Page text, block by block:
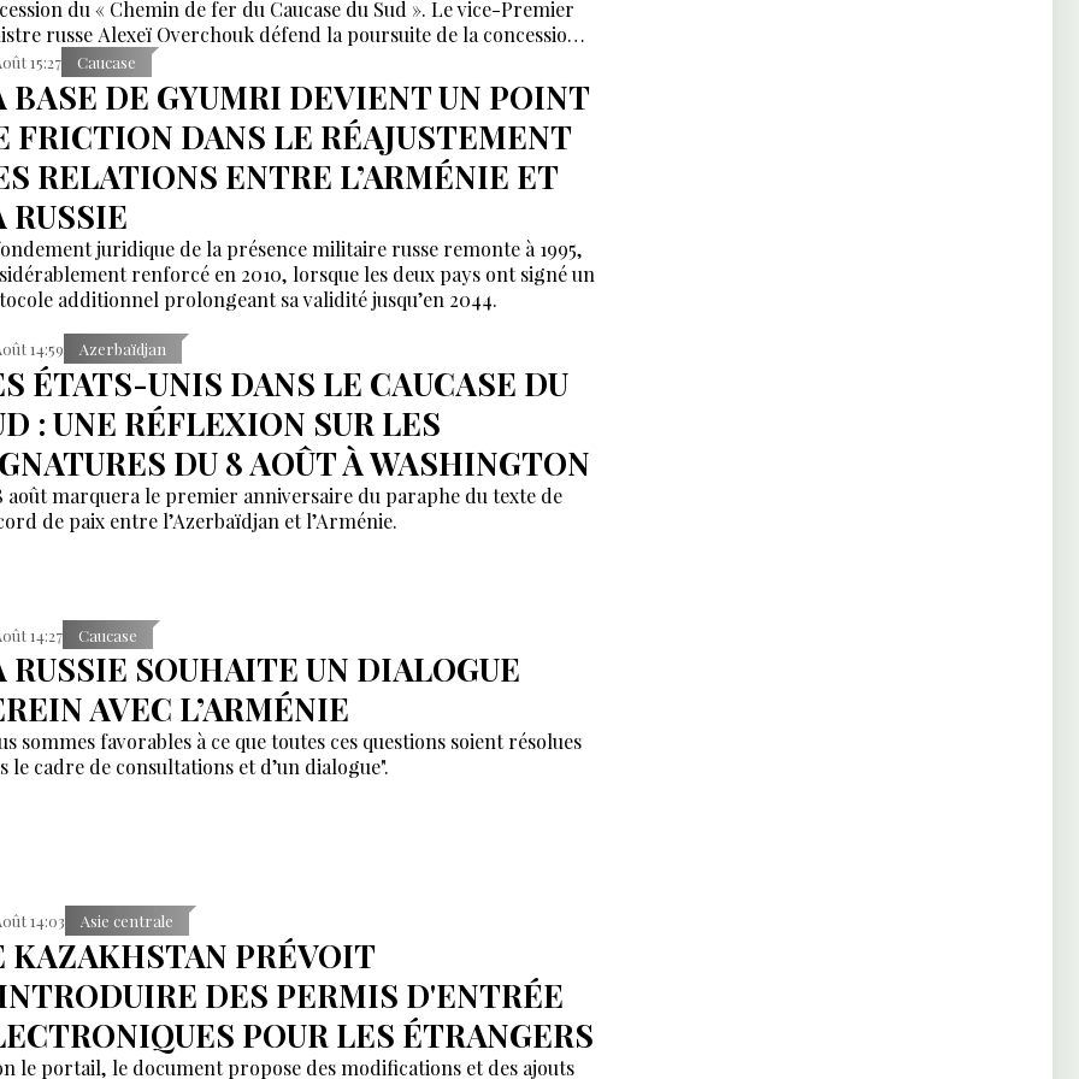
du « Chemin de fer du Caucase du Sud ». Le vice-Premier
russe Alexeï Overchouk défend la poursuite de la concession
au dialogue.
15:27 Caucase
BASE DE GYUMRI DEVIENT UN POINT
FRICTION DANS LE RÉAJUSTEMENT
RELATIONS ENTRE L’ARMÉNIE ET
RUSSIE
juridique de la présence militaire russe remonte à 1995,
renforcé en 2010, lorsque les deux pays ont signé un
additionnel prolongeant sa validité jusqu’en 2044.
14:59 Azerbaïdjan
ÉTATS-UNIS DANS LE CAUCASE DU
: UNE RÉFLEXION SUR LES
DU 8 AOÛT À WASHINGTON
août marquera le premier anniversaire du paraphe du texte de
de paix entre l’Azerbaïdjan et l’Arménie.
14:27 Caucase
RUSSIE SOUHAITE UN DIALOGUE
AVEC L’ARMÉNIE
sommes favorables à ce que toutes ces questions soient résolues
le cadre de consultations et d’un dialogue".
14:03 Asie centrale
KAZAKHSTAN PRÉVOIT
DES PERMIS D'ENTRÉE
POUR LES ÉTRANGERS
le portail, le document propose des modifications et des ajouts